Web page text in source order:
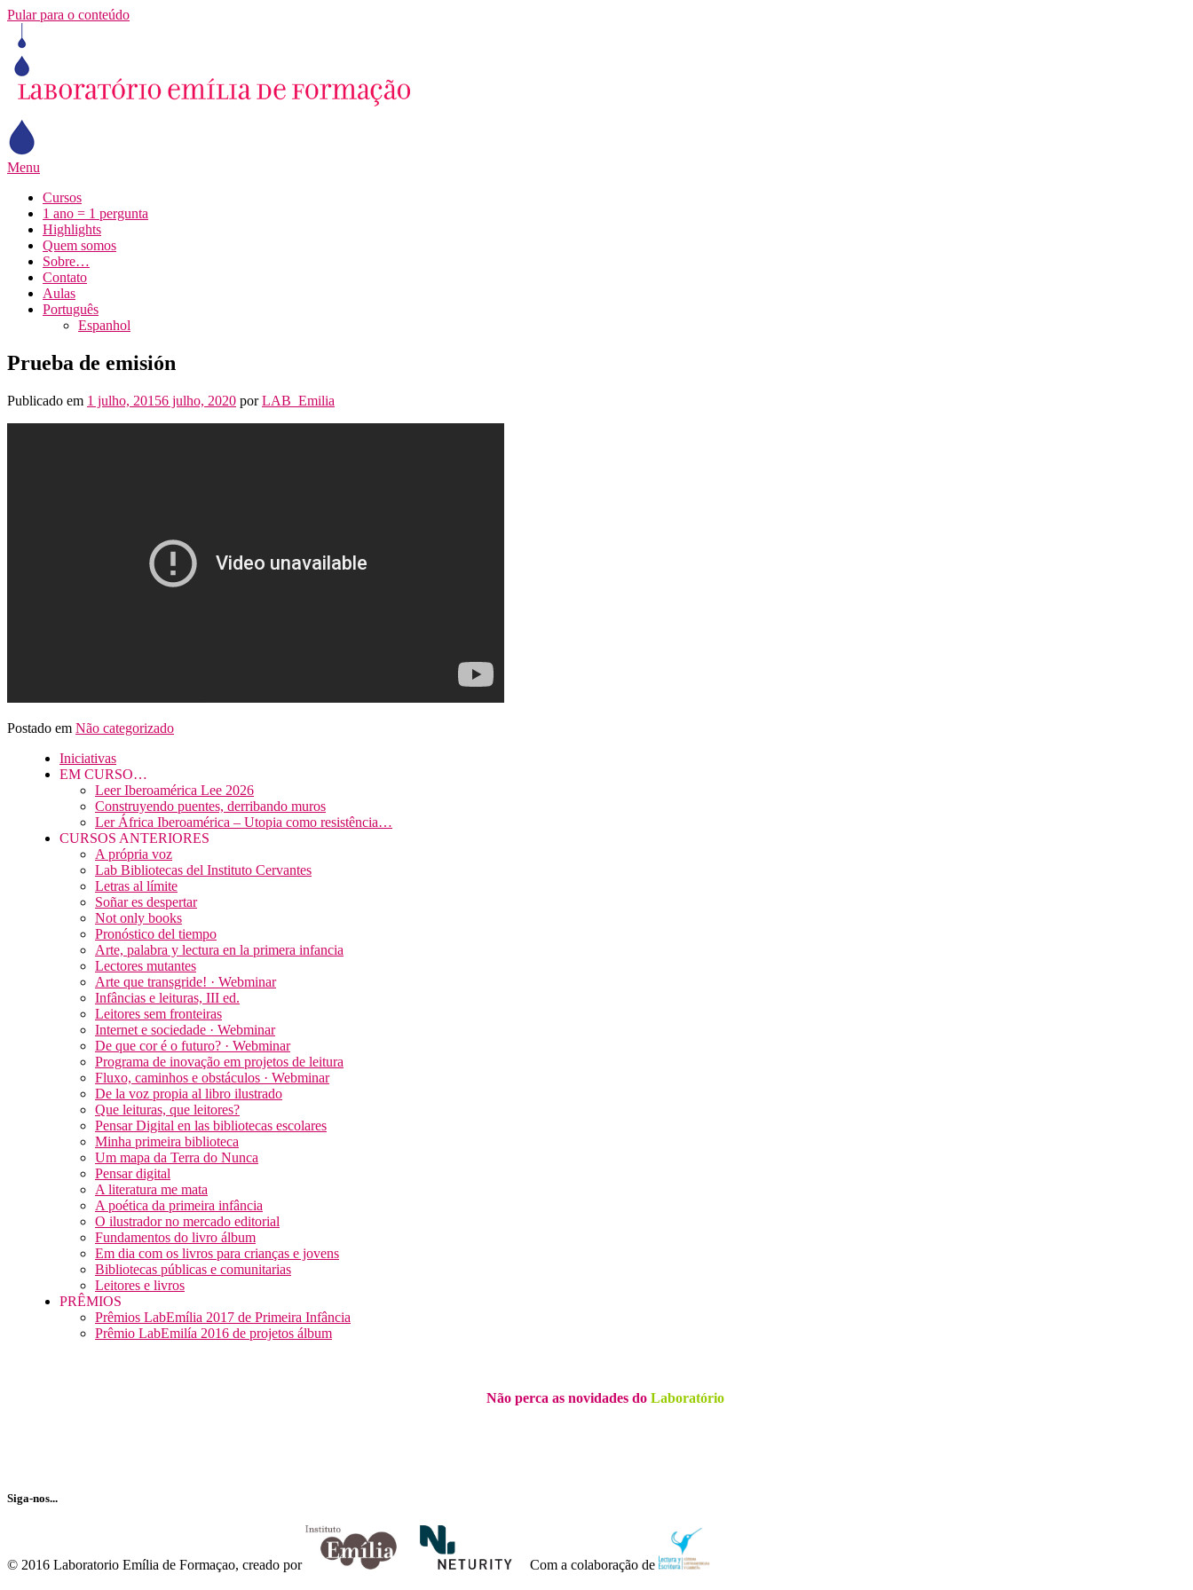
Pular para o conteúdo
Menu
Cursos
1 ano = 1 pergunta
Highlights
Quem somos
Sobre…
Contato
Aulas
Português
Espanhol
Prueba de emisión
Publicado em 1 julho, 20156 julho, 2020 porLAB_Emilia
Postado em Não categorizado
Iniciativas
EM CURSO…
Leer Iberoamérica Lee 2026
Construyendo puentes, derribando muros
Ler África Iberoamérica – Utopia como resistência…
CURSOS ANTERIORES
A própria voz
Lab Bibliotecas del Instituto Cervantes
Letras al límite
Soñar es despertar
Not only books
Pronóstico del tiempo
Arte, palabra y lectura en la primera infancia
Lectores mutantes
Arte que transgride! · Webminar
Infâncias e leituras, III ed.
Leitores sem fronteiras
Internet e sociedade · Webminar
De que cor é o futuro? · Webminar
Programa de inovação em projetos de leitura
Fluxo, caminhos e obstáculos · Webminar
De la voz propia al libro ilustrado
Que leituras, que leitores?
Pensar Digital en las bibliotecas escolares
Minha primeira biblioteca
Um mapa da Terra do Nunca
Pensar digital
A literatura me mata
A poética da primeira infância
O ilustrador no mercado editorial
Fundamentos do livro álbum
Em dia com os livros para crianças e jovens
Bibliotecas públicas e comunitarias
Leitores e livros
PRÊMIOS
Prêmios LabEmília 2017 de Primeira Infância
Prêmio LabEmilía 2016 de projetos álbum
Não perca as novidades do Laboratório
Siga-nos...
© 2016 Laboratorio Emília de Formaçao, creado por Com a colaboração de